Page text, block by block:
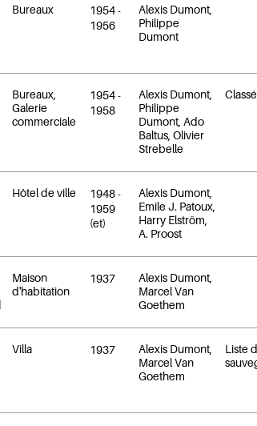
Bureaux 1954-
1956
Alexis Dumont,
Philippe
Dumont
Bureaux,
Galerie
commerciale
1954-
1958
Alexis Dumont,
Philippe
Dumont, Ado
Baltus, Olivier
Strebelle
Classé
Hôtel de ville 1948-
1959
(et)
Alexis Dumont,
Emile J. Patoux,
Harry Elström,
A. Proost
Maison
d'habitation
1937
Alexis Dumont,
Marcel Van
Goethem
Villa 1937
Alexis Dumont,
Marcel Van
Goethem
Liste